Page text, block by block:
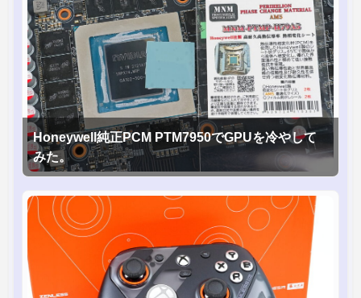
Honeywell純正PCM PTM7950でGPUを冷やして
みた。